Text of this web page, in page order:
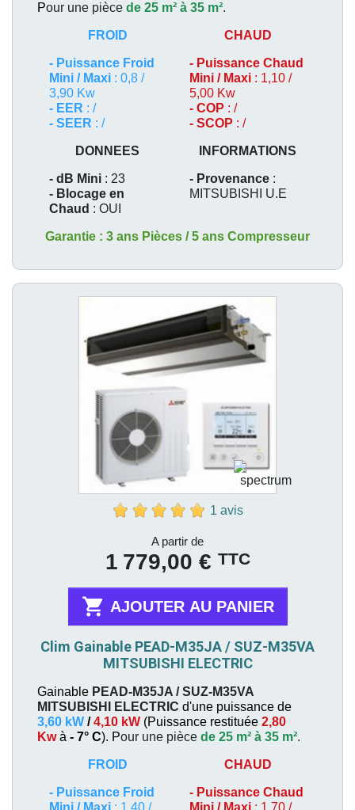
Pour une pièce de 25 m² à 35 m².
FROID
- Puissance Froid
Mini / Maxi : 0,8 /
3,90 Kw
- EER : /
- SEER : /
CHAUD
- Puissance Chaud
Mini / Maxi : 1,10 /
5,00 Kw
- COP : /
- SCOP : /
DONNEES
- dB Mini : 23
- Blocage en
Chaud : OUI
INFORMATIONS
- Provenance :
MITSUBISHI U.E
Garantie : 3 ans Pièces / 5 ans Compresseur
1 avis
A partir de
1 779,00 € TTC
 AJOUTER AU PANIER
Clim Gainable PEAD-M35JA / SUZ-M35VA
MITSUBISHI ELECTRIC
Gainable PEAD-M35JA / SUZ-M35VA
MITSUBISHI ELECTRIC d'une puissance de
3,60 kW /4,10 kW (Puissance restituée 2,80
Kwà - 7° C). Pour une pièce de 25 m² à 35 m².
FROID
- Puissance Froid
Mini / Maxi : 1,40 /
CHAUD
- Puissance Chaud
Mini / Maxi : 1,70 /